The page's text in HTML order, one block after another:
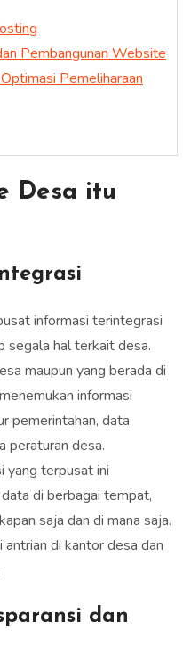
Pembangunan Website
Pemeliharaan
Desa itu
informasi terintegrasi
segala hal terkait desa.
maupun yang berada di
informasi
pemerintahan, data
peraturan desa.
yang terpusat ini
di berbagai tempat,
saja dan di mana saja.
di kantor desa dan
dan